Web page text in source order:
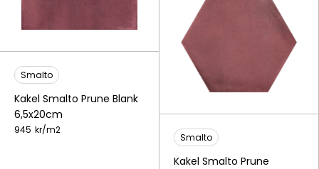
Smalto
Kakel Smalto Prune Blank
6,5x20cm
945 kr/m2
Smalto
Kakel Smalto Prune